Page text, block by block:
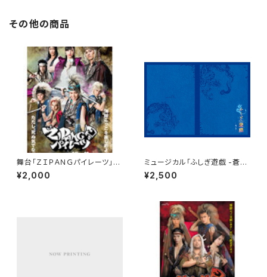
その他の商品
舞台「ＺＩＰＡＮＧパイレーツ」2
015年版【パンフレット】
¥2,000
ミュージカル「ふしぎ遊戯 -蒼ノ
章-」【パンフレット】
¥2,500